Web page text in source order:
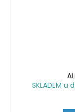
SKLADEM